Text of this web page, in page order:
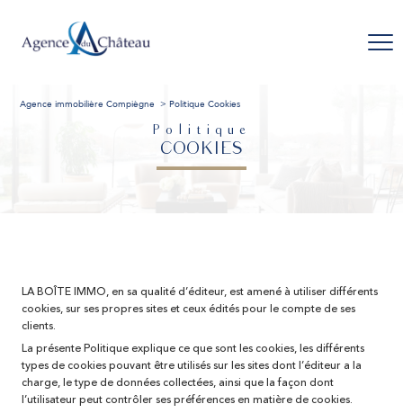
Agence immobilière Compiègne Politique Cookies
Politique
COOKIES
LA BOÎTE IMMO, en sa qualité d’éditeur, est amené à utiliser différents
cookies, sur ses propres sites et ceux édités pour le compte de ses
clients.
La présente Politique explique ce que sont les cookies, les différents
types de cookies pouvant être utilisés sur les sites dont l’éditeur a la
charge, le type de données collectées, ainsi que la façon dont
l’utilisateur peut contrôler ses préférences en matière de cookies.